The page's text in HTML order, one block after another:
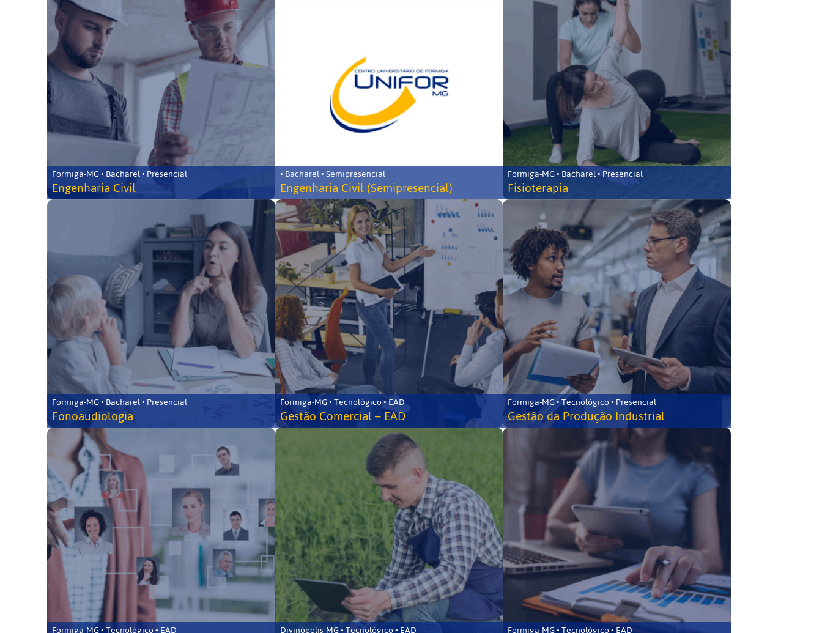
Formiga-MG • Bacharel • Presencial
Engenharia Civil
• Bacharel • Semipresencial
Engenharia Civil (Semipresencial)
Formiga-MG • Bacharel • Presencial
Fisioterapia
Formiga-MG • Bacharel • Presencial
Fonoaudiologia
Formiga-MG • Tecnológico • EAD
Gestão Comercial – EAD
Formiga-MG • Tecnológico • Presencial
Gestão da Produção Industrial